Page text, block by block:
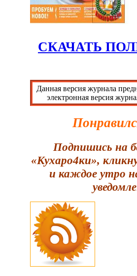
СКАЧАТЬ
Данная версия журнала
электронная версия
Подпишись на
«Кухаро4ки»,
и каждое утро